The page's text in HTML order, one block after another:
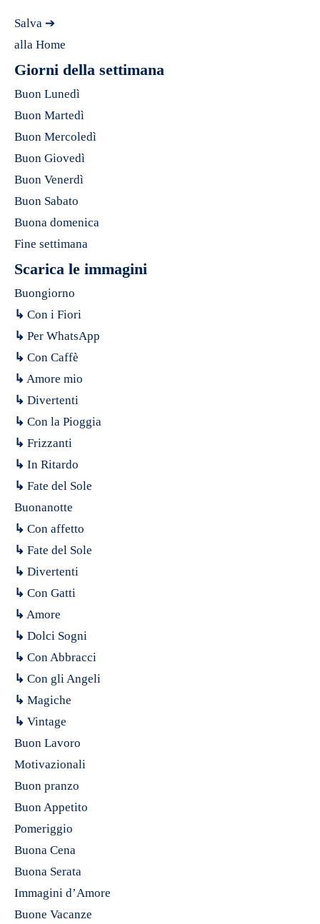
Salva ➔
alla Home
Giorni della settimana
Buon Lunedì
Buon Martedì
Buon Mercoledì
Buon Giovedì
Buon Venerdì
Buon Sabato
Buona domenica
Fine settimana
Scarica le immagini
Buongiorno
↳ Con i Fiori
↳ Per WhatsApp
↳ Con Caffè
↳ Amore mio
↳ Divertenti
↳ Con la Pioggia
↳ Frizzanti
↳ In Ritardo
↳ Fate del Sole
Buonanotte
↳ Con affetto
↳ Fate del Sole
↳ Divertenti
↳ Con Gatti
↳ Amore
↳ Dolci Sogni
↳ Con Abbracci
↳ Con gli Angeli
↳ Magiche
↳ Vintage
Buon Lavoro
Motivazionali
Buon pranzo
Buon Appetito
Pomeriggio
Buona Cena
Buona Serata
Immagini d’Amore
Buone Vacanze